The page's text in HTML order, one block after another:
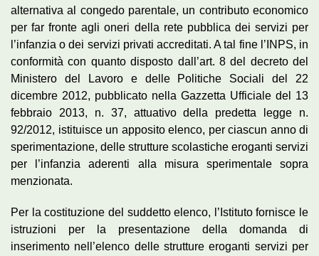
alternativa al congedo parentale, un contributo economico
per far fronte agli oneri della rete pubblica dei servizi per
l’infanzia o dei servizi privati accreditati. A tal fine l’INPS, in
conformità con quanto disposto dall’art. 8 del decreto del
Ministero del Lavoro e delle Politiche Sociali del 22
dicembre 2012, pubblicato nella Gazzetta Ufficiale del 13
febbraio 2013, n. 37, attuativo della predetta legge n.
92/2012, istituisce un apposito elenco, per ciascun anno di
sperimentazione, delle strutture scolastiche eroganti servizi
per l’infanzia aderenti alla misura sperimentale sopra
menzionata.
Per la costituzione del suddetto elenco, l’Istituto fornisce le
istruzioni per la presentazione della domanda di
inserimento nell’elenco delle strutture eroganti servizi per